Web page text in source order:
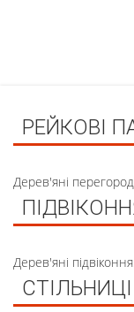
РЕЙКОВІ
Дерев'яні
Дерев'яні
СТІЛЬНИЦІ